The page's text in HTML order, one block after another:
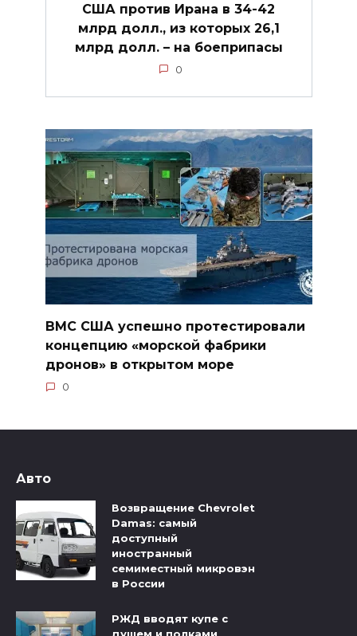
США против Ирана в 34-42
млрд долл., из которых 26,1
млрд долл. – на боеприпасы
0
ВМС США успешно протестировали
концепцию «морской фабрики
дронов» в открытом море
0
Авто
Возвращение Chevrolet
Damas: самый
доступный
иностранный
семиместный микровэн
в России
РЖД вводят купе с